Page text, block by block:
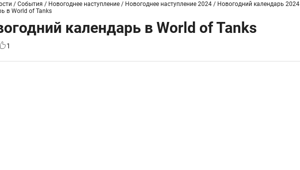
/ События / Новогоднее наступление / Новогоднее наступление 2024 / Новогодний календарь 2024
в World of Tanks
календарь в World of Tanks
1